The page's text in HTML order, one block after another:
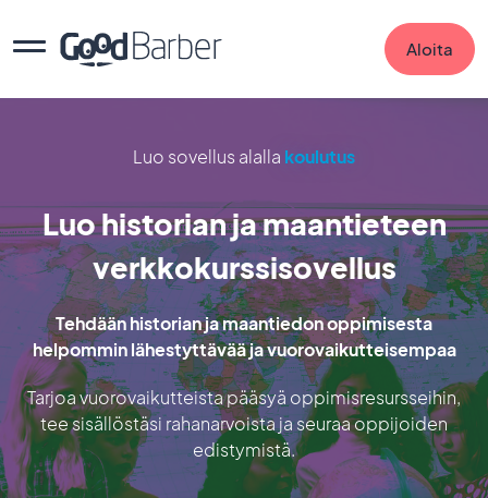
Aloita
Luo sovellus alalla koulutus
Luo historian ja maantieteen
verkkokurssisovellus
Tehdään historian ja maantiedon oppimisesta
helpommin lähestyttävää ja vuorovaikutteisempaa
Tarjoa vuorovaikutteista pääsyä oppimisresursseihin,
tee sisällöstäsi rahanarvoista ja seuraa oppijoiden
edistymistä.